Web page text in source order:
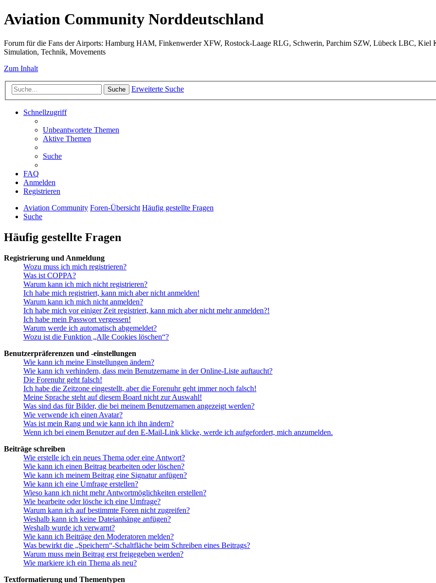
Aviation Community Norddeutschland
Forum für die Fans der Airports: Hamburg HAM, Finkenwerder XFW, Rostock-Laage RLG, Schwerin, Parchim SZW, Lübeck LBC, Kiel
Simulation, Technik, Movements
Zum Inhalt
Suche Erweiterte Suche
Schnellzugriff
Unbeantwortete Themen
Aktive Themen
Suche
FAQ
Anmelden
Registrieren
Aviation Community Foren-Übersicht Häufig gestellte Fragen
Suche
Häufig gestellte Fragen
Registrierung und Anmeldung
Wozu muss ich mich registrieren?
Was ist COPPA?
Warum kann ich mich nicht registrieren?
Ich habe mich registriert, kann mich aber nicht anmelden!
Warum kann ich mich nicht anmelden?
Ich habe mich vor einiger Zeit registriert, kann mich aber nicht mehr anmelden?!
Ich habe mein Passwort vergessen!
Warum werde ich automatisch abgemeldet?
Wozu ist die Funktion „Alle Cookies löschen“?
Benutzerpräferenzen und -einstellungen
Wie kann ich meine Einstellungen ändern?
Wie kann ich verhindern, dass mein Benutzername in der Online-Liste auftaucht?
Die Forenuhr geht falsch!
Ich habe die Zeitzone eingestellt, aber die Forenuhr geht immer noch falsch!
Meine Sprache steht auf diesem Board nicht zur Auswahl!
Was sind das für Bilder, die bei meinem Benutzernamen angezeigt werden?
Wie verwende ich einen Avatar?
Was ist mein Rang und wie kann ich ihn ändern?
Wenn ich bei einem Benutzer auf den E-Mail-Link klicke, werde ich aufgefordert, mich anzumelden.
Beiträge schreiben
Wie erstelle ich ein neues Thema oder eine Antwort?
Wie kann ich einen Beitrag bearbeiten oder löschen?
Wie kann ich meinem Beitrag eine Signatur anfügen?
Wie kann ich eine Umfrage erstellen?
Wieso kann ich nicht mehr Antwortmöglichkeiten erstellen?
Wie bearbeite oder lösche ich eine Umfrage?
Warum kann ich auf bestimmte Foren nicht zugreifen?
Weshalb kann ich keine Dateianhänge anfügen?
Weshalb wurde ich verwarnt?
Wie kann ich Beiträge den Moderatoren melden?
Was bewirkt die „Speichern“-Schaltfläche beim Schreiben eines Beitrags?
Warum muss mein Beitrag erst freigegeben werden?
Wie markiere ich ein Thema als neu?
Textformatierung und Thementypen